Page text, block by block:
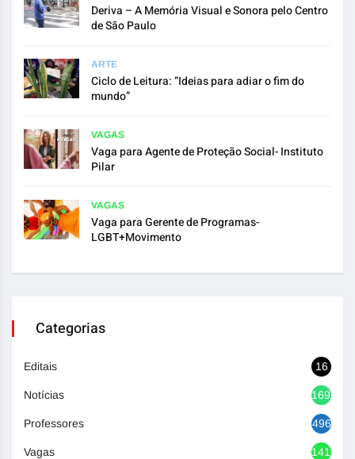
Deriva – A Memória Visual e Sonora pelo Centro
de São Paulo
ARTE
Ciclo de Leitura: “Ideias para adiar o fim do
mundo”
VAGAS
Vaga para Agente de Proteção Social- Instituto
Pilar
VAGAS
Vaga para Gerente de Programas-
LGBT+Movimento
Categorias
Editais 16
Notícias 1692
Professores 496
Vagas 1417